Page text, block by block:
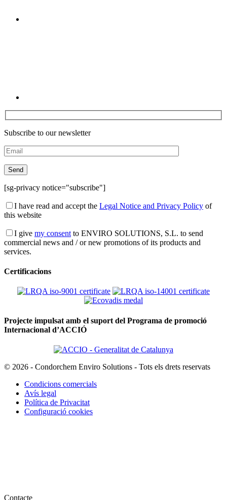
Subscribe to our newsletter
[sg-privacy notice="subscribe"]
I have read and accept the Legal Notice and Privacy Policy of
this website
I give my consent to ENVIRO SOLUTIONS, S.L. to send
commercial news and / or new promotions of its products and
services.
Certificacions
Projecte impulsat amb el suport del Programa de promoció
Internacional d’ACCIÓ
© 2026 - Condorchem Enviro Solutions - Tots els drets reservats
Condicions comercials
Avís legal
Política de Privacitat
Configuració cookies
Contacte